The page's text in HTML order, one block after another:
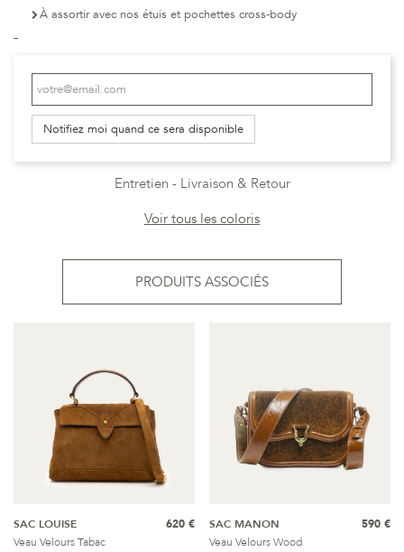
À assortir avec nos étuis et pochettes cross-body
Notifiez moi quand ce sera disponible
Entretien
Livraison & Retour
Voir tous les coloris
PRODUITS ASSOCIÉS
SAC LOUISE
Veau Velours Tabac
620 €
SAC MANON
Veau Velours Wood
590 €